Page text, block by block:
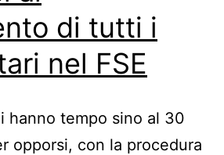
di tutti i
nel FSE
hanno tempo sino al 30
opporsi, con la procedura